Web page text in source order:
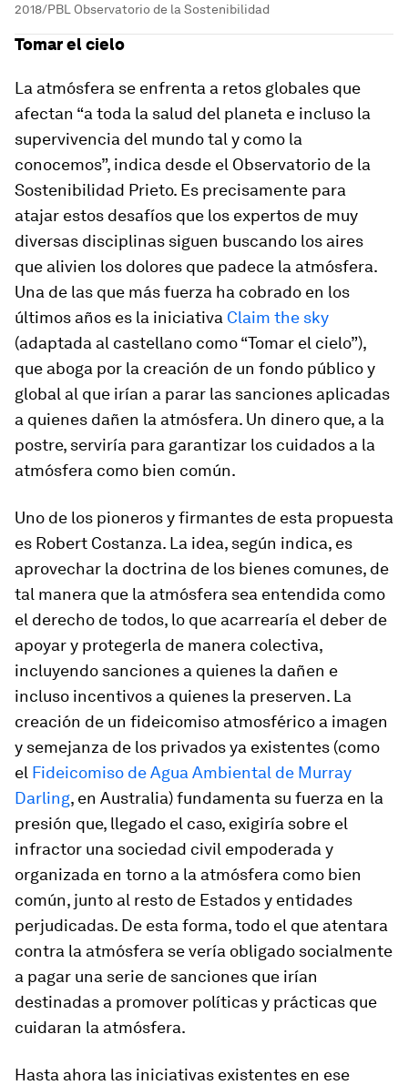
2018/PBL Observatorio de la Sostenibilidad
Tomar el cielo
La atmósfera se enfrenta a retos globales que
afectan “a toda la salud del planeta e incluso la
supervivencia del mundo tal y como la
conocemos”, indica desde el Observatorio de la
Sostenibilidad Prieto. Es precisamente para
atajar estos desafíos que los expertos de muy
diversas disciplinas siguen buscando los aires
que alivien los dolores que padece la atmósfera.
Una de las que más fuerza ha cobrado en los
últimos años es la iniciativa Claim the sky
(adaptada al castellano como “Tomar el cielo”),
que aboga por la creación de un fondo público y
global al que irían a parar las sanciones aplicadas
a quienes dañen la atmósfera. Un dinero que, a la
postre, serviría para garantizar los cuidados a la
atmósfera como bien común.
Uno de los pioneros y firmantes de esta propuesta
es Robert Costanza. La idea, según indica, es
aprovechar la doctrina de los bienes comunes, de
tal manera que la atmósfera sea entendida como
el derecho de todos, lo que acarrearía el deber de
apoyar y protegerla de manera colectiva,
incluyendo sanciones a quienes la dañen e
incluso incentivos a quienes la preserven. La
creación de un fideicomiso atmosférico a imagen
y semejanza de los privados ya existentes (como
el Fideicomiso de Agua Ambiental de Murray
Darling, en Australia) fundamenta su fuerza en la
presión que, llegado el caso, exigiría sobre el
infractor una sociedad civil empoderada y
organizada en torno a la atmósfera como bien
común, junto al resto de Estados y entidades
perjudicadas. De esta forma, todo el que atentara
contra la atmósfera se vería obligado socialmente
a pagar una serie de sanciones que irían
destinadas a promover políticas y prácticas que
cuidaran la atmósfera.
Hasta ahora las iniciativas existentes en ese